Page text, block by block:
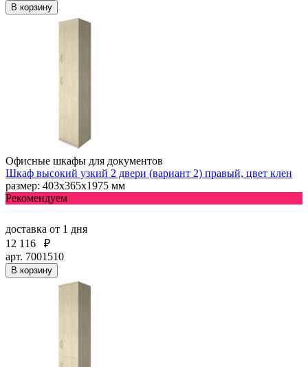
В корзину
Офисные шкафы для документов
Шкаф высокий узкий 2 двери (вариант 2) правый, цвет клен
размер: 403х365х1975 мм
Рекомендуем
доставка от 1 дня
12 116
₽
арт. 7001510
В корзину